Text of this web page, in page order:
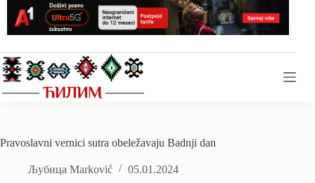
content
Pravoslavni vernici sutra obeležavaju Badnji dan
Љубица Marković 05.01.2024